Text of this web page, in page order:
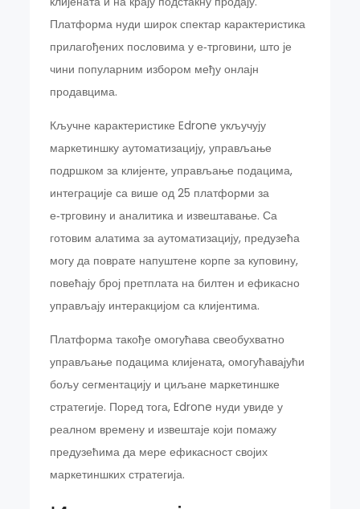
Платформа нуди широк спектар карактеристика
прилагођених пословима у е‑трговини, што је
чини популарним избором међу онлајн
продавцима.
Кључне карактеристике Edrone укључују
маркетиншку аутоматизацију, управљање
подршком за клијенте, управљање подацима,
интеграције са више од 25 платформи за
е‑трговину и аналитика и извештавање. Са
готовим алатима за аутоматизацију, предузећа
могу да поврате напуштене корпе за куповину,
повећају број претплата на билтен и ефикасно
управљају интеракцијом са клијентима.
Платформа такође омогућава свеобухватно
управљање подацима клијената, омогућавајући
бољу сегментацију и циљане маркетиншке
стратегије. Поред тога, Edrone нуди увиде у
реалном времену и извештаје који помажу
предузећима да мере ефикасност својих
маркетиншких стратегија.